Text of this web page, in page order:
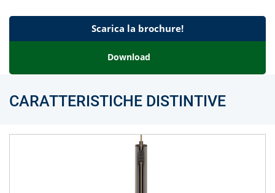
Scarica la brochure!
Download
CARATTERISTICHE DISTINTIVE